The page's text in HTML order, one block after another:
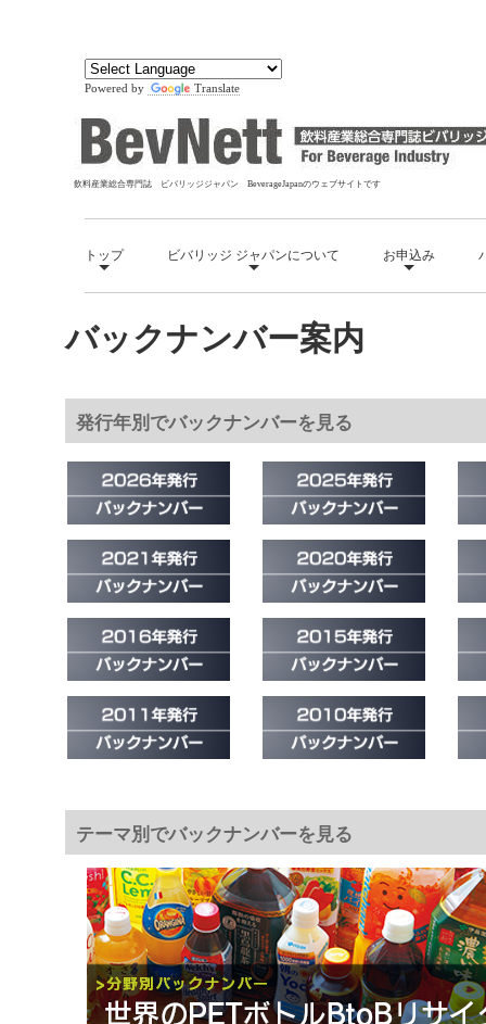
Powered by Translate
飲料産業総合専門誌 ビバリッジジャパン BeverageJapanのウェブサイトです
トップ ビバリッジ ジャパンについて お申込み
バックナンバー案内
発行年別でバックナンバーを見る
テーマ別でバックナンバーを見る